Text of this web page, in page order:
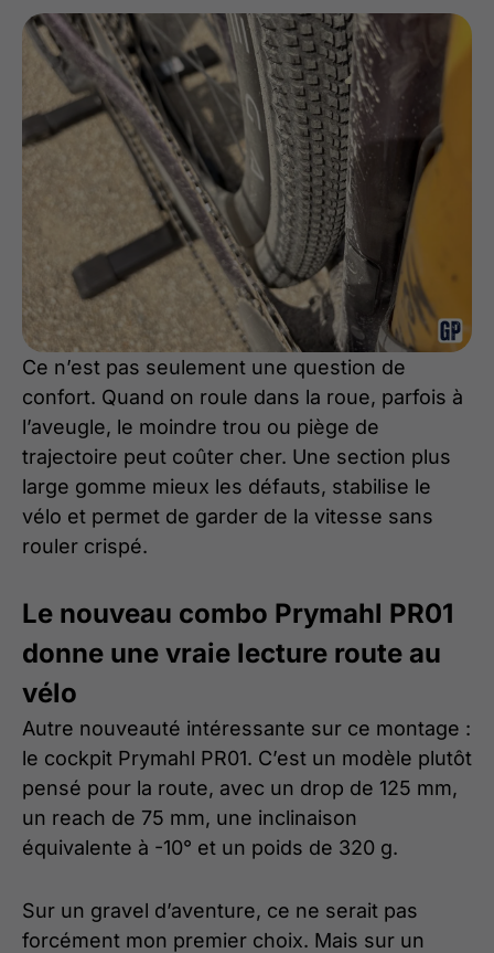
Ce n’est pas seulement une question de
confort. Quand on roule dans la roue, parfois à
l’aveugle, le moindre trou ou piège de
trajectoire peut coûter cher. Une section plus
large gomme mieux les défauts, stabilise le
vélo et permet de garder de la vitesse sans
rouler crispé.
Le nouveau combo Prymahl PR01
donne une vraie lecture route au
vélo
Autre nouveauté intéressante sur ce montage :
le cockpit Prymahl PR01. C’est un modèle plutôt
pensé pour la route, avec un drop de 125 mm,
un reach de 75 mm, une inclinaison
équivalente à -10° et un poids de 320 g.
Sur un gravel d’aventure, ce ne serait pas
forcément mon premier choix. Mais sur un